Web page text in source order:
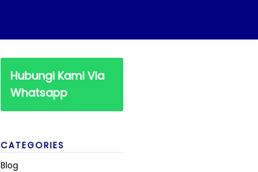
Hubungi Kami Via
Whatsapp
CATEGORIES
Blog